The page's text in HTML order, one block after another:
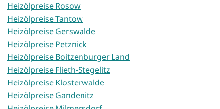
Heizölpreise Rosow
Heizölpreise Tantow
Heizölpreise Gerswalde
Heizölpreise Petznick
Heizölpreise Boitzenburger Land
Heizölpreise Flieth-Stegelitz
Heizölpreise Klosterwalde
Heizölpreise Gandenitz